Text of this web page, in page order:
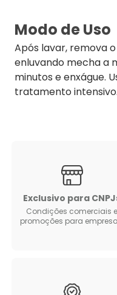
Modo de Uso
Após lavar, remova
enluvando mecha a
minutos e enxágue.
tratamento intensivo.
Exclusivo para
Condições comerciais e
promoções para